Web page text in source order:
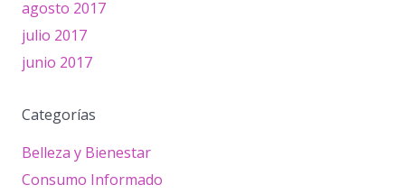
agosto 2017
julio 2017
junio 2017
Categorías
Belleza y Bienestar
Consumo Informado